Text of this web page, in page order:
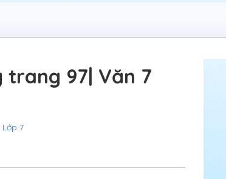
trang 97| Văn 7
Lớp 7